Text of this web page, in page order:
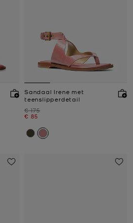
Sandaal Irene met
teenslipperdetail
Was
€ 175
Nu
€ 85